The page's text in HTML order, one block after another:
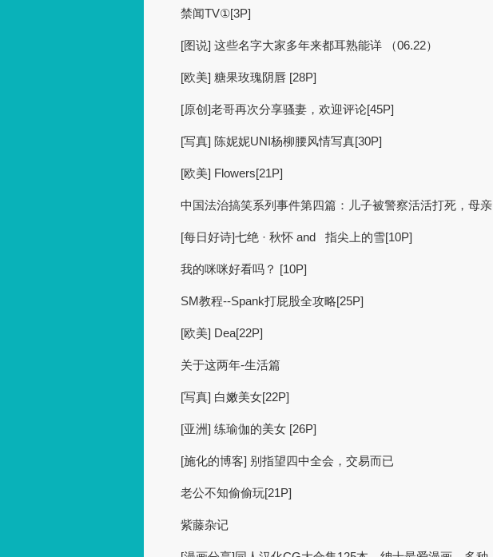
禁闻TV①[3P]
[图说] 这些名字大家多年来都耳熟能详 （06.22）
[欧美] 糖果玫瑰阴唇 [28P]
[原创]老哥再次分享骚妻，欢迎评论[45P]
[写真] 陈妮妮UNI杨柳腰风情写真[30P]
[欧美] Flowers[21P]
中国法治搞笑系列事件第四篇：儿子被警察活活打死，母亲
[每日好诗]七绝 · 秋怀 and 指尖上的雪[10P]
我的咪咪好看吗？ [10P]
SM教程--Spank打屁股全攻略[25P]
[欧美] Dea[22P]
关于这两年-生活篇
[写真] 白嫩美女[22P]
[亚洲] 练瑜伽的美女 [26P]
[施化的博客] 别指望四中全会，交易而已
老公不知偷偷玩[21P]
紫藤杂记